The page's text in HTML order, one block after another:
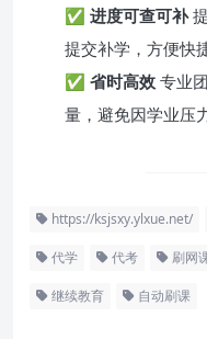
✅ 进度可查可补
提交补学，方便快
✅ 省时高效 专业
量，避免因学业压
https://ksjsxy.ylxue.net/
代学 代考 刷网
继续教育 自动刷课